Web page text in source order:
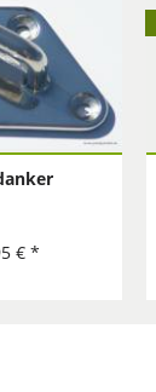
€ *